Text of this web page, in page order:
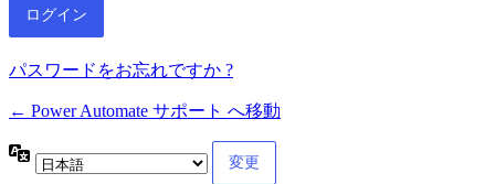
パスワードをお忘れですか ?
← Power Automate サポート へ移動
言
語